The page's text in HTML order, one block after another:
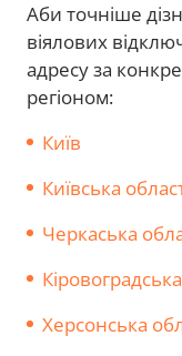
Аби точніше
віялових
адресу за
регіоном:
Київ
Київська
Черкаська
Херсонська